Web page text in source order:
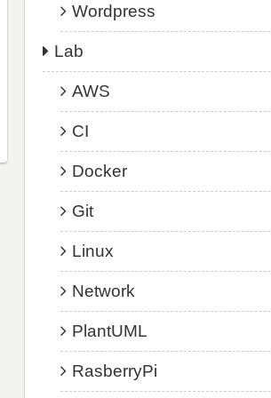
Wordpress
Lab
AWS
CI
Docker
Git
Linux
Network
PlantUML
RasberryPi